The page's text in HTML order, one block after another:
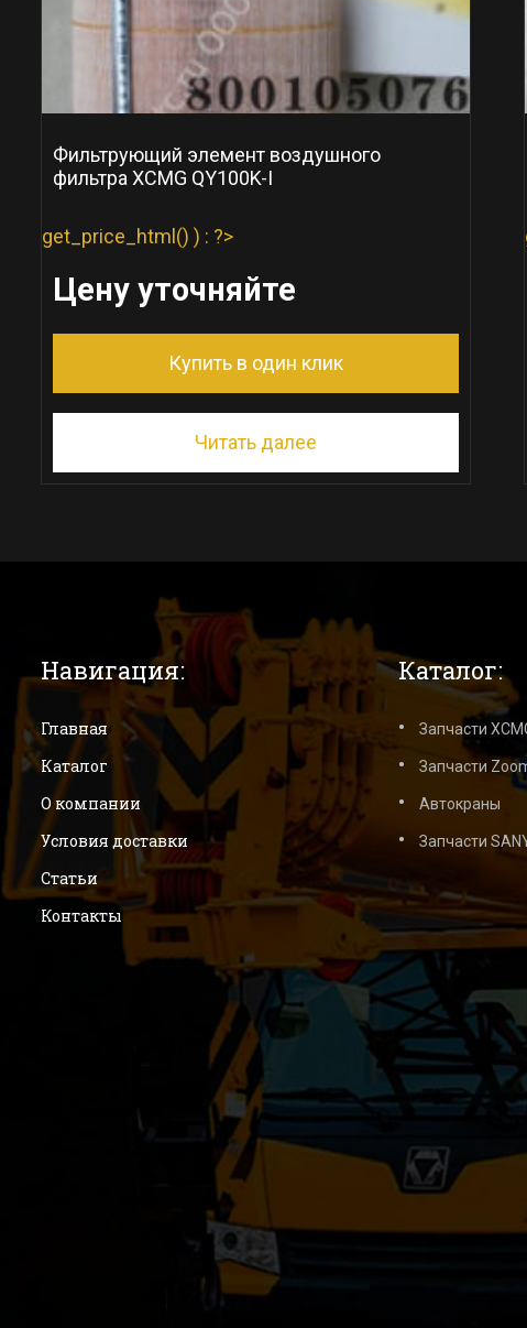
Фильтрующий элемент воздушного
фильтра XCMG QY100K-I
get_price_html() ) : ?>
Цену уточняйте
Купить в один клик
Читать далее
Навигация:
Главная
Каталог
О компании
Условия доставки
Статьи
Контакты
Каталог:
Запчасти
Запчасти
Автокраны
Запчасти